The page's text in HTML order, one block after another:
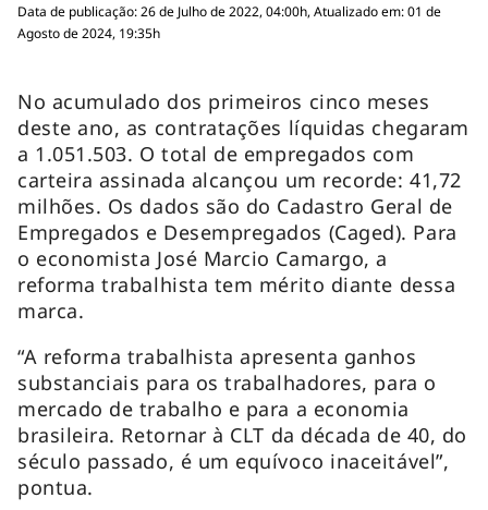
Data de publicação: 26 de Julho de 2022, 04:00h, Atualizado em: 01 de
Agosto de 2024, 19:35h
No acumulado dos primeiros cinco meses
deste ano, as contratações líquidas chegaram
a 1.051.503. O total de empregados com
carteira assinada alcançou um recorde: 41,72
milhões. Os dados são do Cadastro Geral de
Empregados e Desempregados (Caged). Para
o economista José Marcio Camargo, a
reforma trabalhista tem mérito diante dessa
marca.
“A reforma trabalhista apresenta ganhos
substanciais para os trabalhadores, para o
mercado de trabalho e para a economia
brasileira. Retornar à CLT da década de 40, do
século passado, é um equívoco inaceitável”,
pontua.